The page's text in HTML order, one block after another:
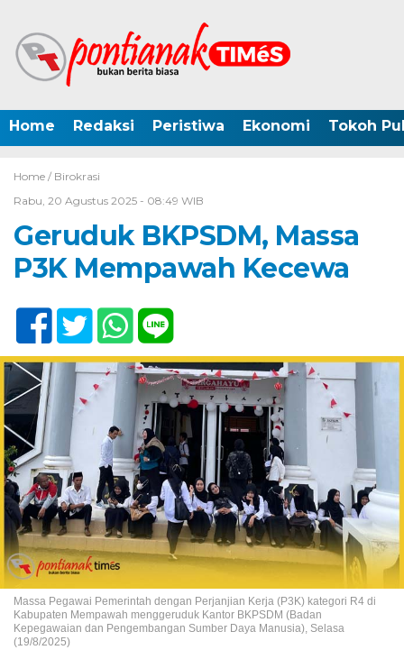
Home Redaksi Peristiwa Ekonomi Tokoh
Home / Birokrasi
Rabu, 20 Agustus 2025 - 08:49 WIB
Geruduk BKPSDM, Massa
P3K Mempawah Kecewa
Massa Pegawai Pemerintah dengan Perjanjian Kerja (P3K) kategori R4 di
Kabupaten Mempawah menggeruduk Kantor BKPSDM (Badan
Kepegawaian dan Pengembangan Sumber Daya Manusia), Selasa
(19/8/2025)